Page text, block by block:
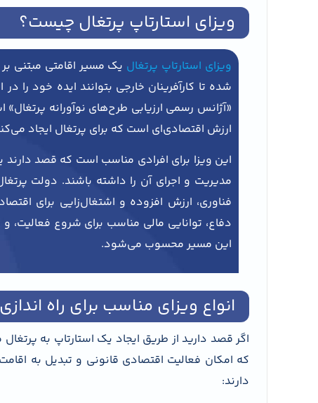
ویزای استارتاپ پرتغال چیست؟
ویزای استارتاپ پرتغال یک مسیر اقامتی مبتنی
شده تا کارآفرینان خارجی بتوانند ایده خود
«آژانس رسمی ارزیابی طرح‌های نوآورانه
ارزش اقتصادی‌ای است که برای پرتغال ایجاد
این ویزا برای افرادی مناسب است که قصد دارند
مدیریت و اجرای آن را داشته باشند. دولت
فناوری، ارزش افزوده و اشتغال‌زایی برای
دفاع، توانایی مالی مناسب برای شروع فعالیت،
این مسیر محسوب می‌شود.
انواع ویزای مناسب برای راه
اگر قصد دارید از طریق ایجاد یک استارتاپ به
که امکان فعالیت اقتصادی قانونی و تبدیل به
دارند: